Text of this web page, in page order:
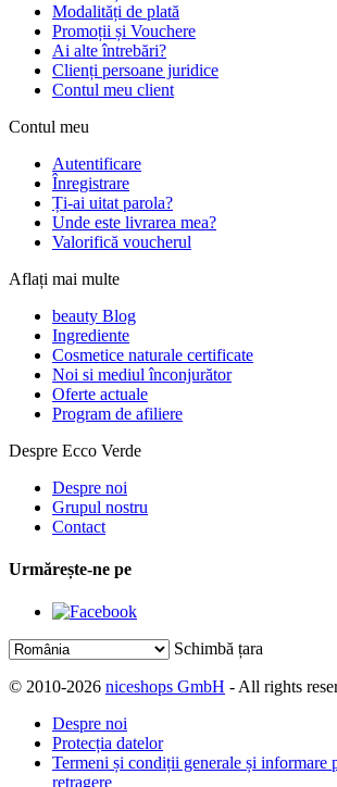
Modalități de plată
Promoții și Vouchere
Ai alte întrebări?
Clienți persoane juridice
Contul meu client
Contul meu
Autentificare
Înregistrare
Ți-ai uitat parola?
Unde este livrarea mea?
Valorifică voucherul
Aflați mai multe
beauty Blog
Ingrediente
Cosmetice naturale certificate
Noi si mediul înconjurător
Oferte actuale
Program de afiliere
Despre Ecco Verde
Despre noi
Grupul nostru
Contact
Urmărește-ne pe
Schimbă țara
© 2010-2026 niceshops GmbH - All rights
Despre noi
Protecția datelor
Termeni și condiții generale și informare
retragere